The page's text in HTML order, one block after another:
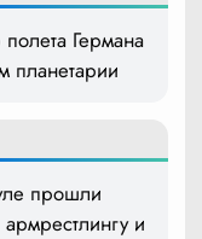
Германа
планетарии
прошли
и